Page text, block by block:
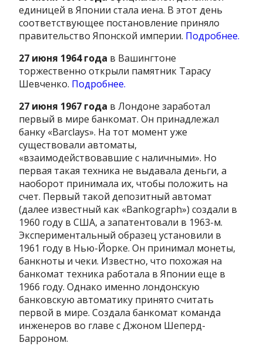
единицей в Японии стала иена. В этот день
соответствующее постановление приняло
правительство Японской империи. Подробнее.
27 июня 1964 года в Вашингтоне
торжественно открыли памятник Тарасу
Шевченко. Подробнее.
27 июня 1967 года в Лондоне заработал
первый в мире банкомат. Он принадлежал
банку «Barclays». На тот момент уже
существовали автоматы,
«взаимодействовавшие с наличными». Но
первая такая техника не выдавала деньги, а
наоборот принимала их, чтобы положить на
счет. Первый такой депозитный автомат
(далее известный как «Bankograph») создали в
1960 году в США, а запатентовали в 1963-м.
Экспериментальный образец установили в
1961 году в Нью-Йорке. Он принимал монеты,
банкноты и чеки. Известно, что похожая на
банкомат техника работала в Японии еще в
1966 году. Однако именно лондонскую
банковскую автоматику принято считать
первой в мире. Создала банкомат команда
инженеров во главе с Джоном Шеперд-
Барроном.